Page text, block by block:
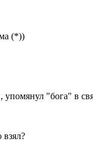
(*))
"бога" в